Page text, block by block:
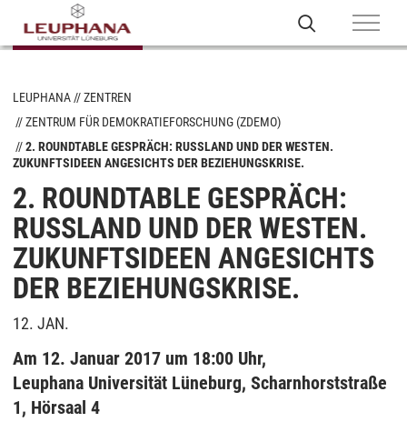
LEUPHANA
ZENTREN
ZENTRUM FÜR DEMOKRATIEFORSCHUNG (ZDEMO)
2. ROUNDTABLE GESPRÄCH: RUSSLAND UND DER WESTEN.
ZUKUNFTSIDEEN ANGESICHTS DER BEZIEHUNGSKRISE.
2. ROUNDTABLE GESPRÄCH:
RUSSLAND UND DER WESTEN.
ZUKUNFTSIDEEN ANGESICHTS
DER BEZIEHUNGSKRISE.
12. JAN.
Am 12. Januar 2017 um 18:00 Uhr,
Leuphana Universität Lüneburg, Scharnhorststraße
1, Hörsaal 4